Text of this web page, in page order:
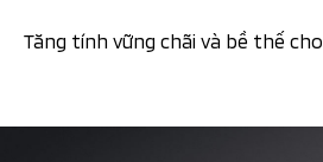
Tăng tính vững chãi và bề thế